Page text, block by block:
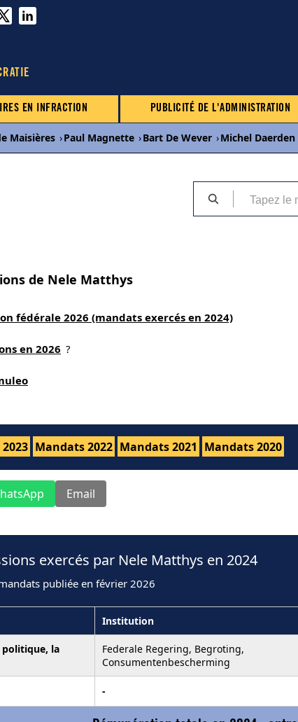
EN INFRACTION PUBLICITÉ DE L'ADMINISTRATION
Maisières ›Paul Magnette ›Bart De Wever ›Michel Daerden
de Nele Matthys
fédérale 2026 (mandats exercés en 2024)
en 2026 ?
Mandats 2022 Mandats 2021 Mandats 2020
Email
exercés par Nele Matthys en 2024
publiée en février 2026
Institution
politique, la
Federale Regering, Begroting,
Consumentenbescherming
-